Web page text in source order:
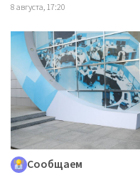
8 августа, 17:20
Сообщаем